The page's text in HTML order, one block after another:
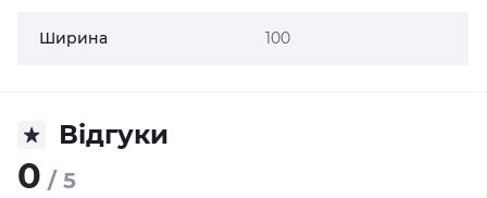
Ширина 100
Відгуки
0 / 5